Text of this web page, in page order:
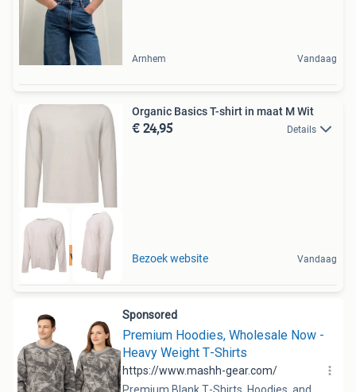
Arnhem Vandaag
Tot 75% voordeel
Organic Basics T-shirt in maat M Wit
€ 24,95 Details
Bezoek website Vandaag